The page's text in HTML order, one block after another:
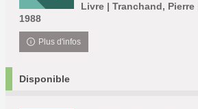
Livre | Tranchand,
1988
Plus d'infos
Disponible